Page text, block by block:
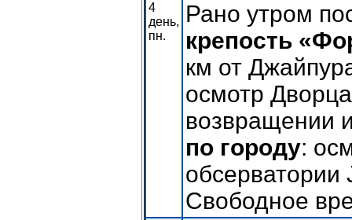
4
день,
пн.
Рано утром
крепость
км от
осмотр
возвращении
по городу:
обсерватории
Свободное